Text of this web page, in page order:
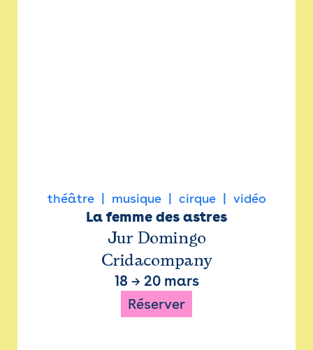
théâtre musique cirque vidéo
La femme des astres
Jur Domingo
Cridacompany
18 → 20 mars
Réserver